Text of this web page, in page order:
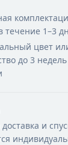
течение 1–3
цвет
до 3
и